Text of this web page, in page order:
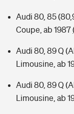
Audi 80, 85
Coupe, ab 1987
Audi 80, 89 Q
Limousine, ab
Audi 80, 89 Q
Limousine, ab